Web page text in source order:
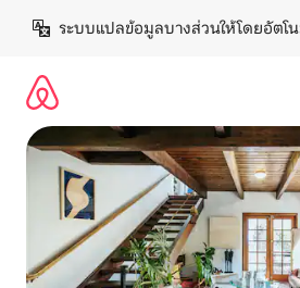
เนื้อหา
ระบบแปลข้อมูลบางส่วนให้โดยอัตโ